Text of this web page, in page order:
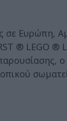
σε Ευρώπη,
® LEGO ®
ο